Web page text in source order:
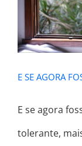
E SE AGORA
E se agora
tolerante,